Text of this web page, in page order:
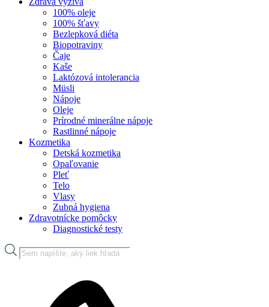
100% oleje
100% šťavy
Bezlepková diéta
Biopotraviny
Čaje
Kaše
Laktózová intolerancia
Müsli
Nápoje
Oleje
Prírodné minerálne nápoje
Rastlinné nápoje
Kozmetika
Detská kozmetika
Opaľovanie
Pleť
Telo
Vlasy
Zubná hygiena
Zdravotnícke pomôcky
Diagnostické testy
Products
search